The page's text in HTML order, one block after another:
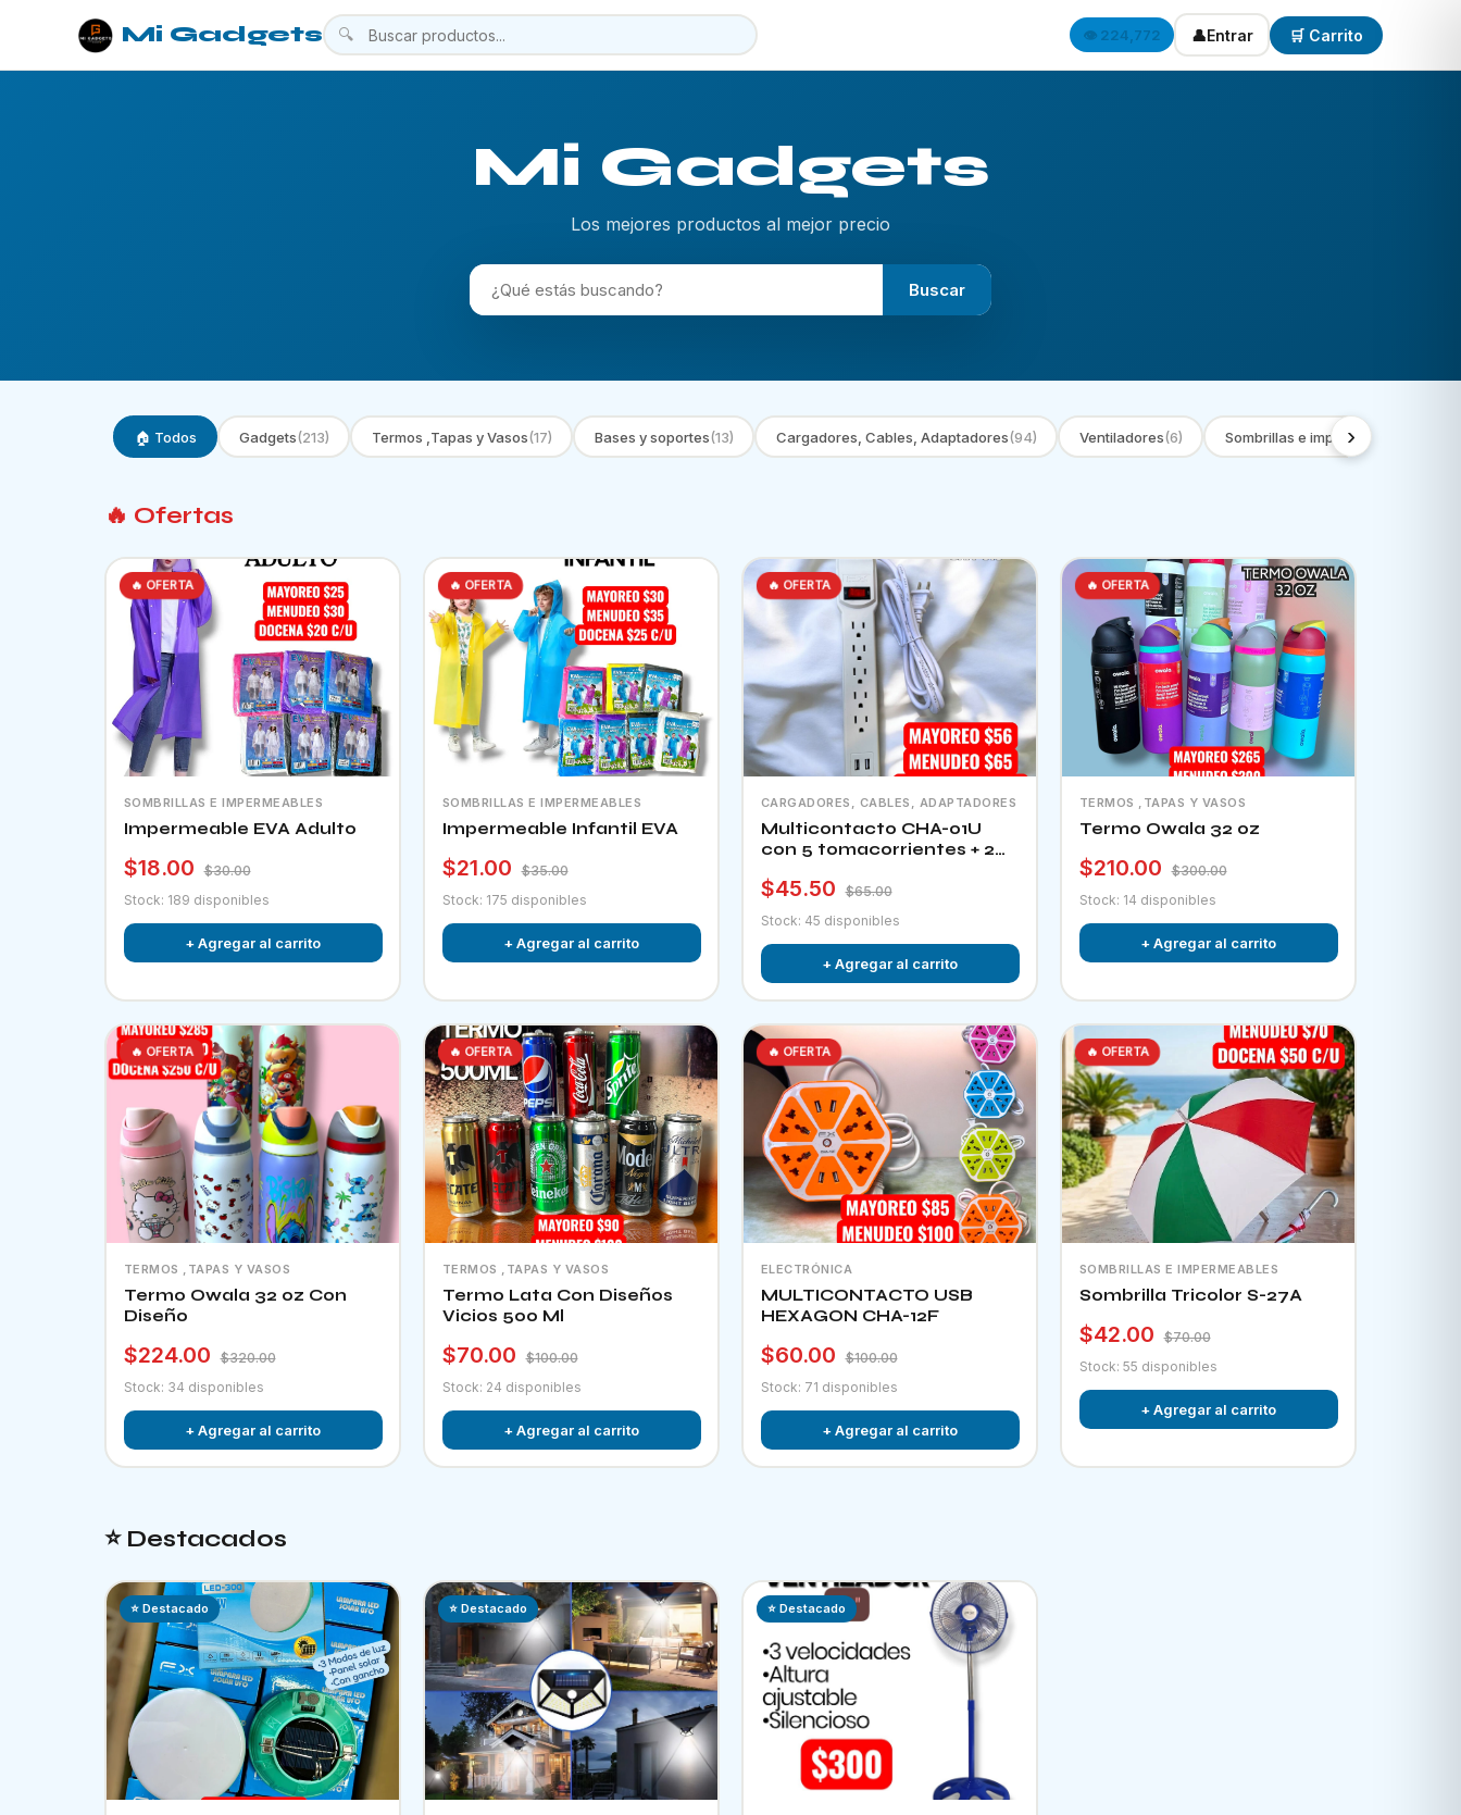
Mi Gadgets 🔍 👁️ 224,772 👤Entrar 🛒 Carrito
Mi Gadgets
Los mejores productos al mejor precio
Buscar
🏠 Todos Gadgets(213) Termos ,Tapas y Vasos(17) Bases y soportes(13) Cargadores, Cables, Adaptadores(94) Ventiladores(6) Sombrillas e impermeables
›
🔥 Ofertas
🔥 OFERTA
SOMBRILLAS E IMPERMEABLES
Impermeable EVA Adulto
$18.00
$30.00
Stock: 189 disponibles
+ Agregar al carrito
🔥 OFERTA
SOMBRILLAS E IMPERMEABLES
Impermeable Infantil EVA
$21.00
$35.00
Stock: 175 disponibles
+ Agregar al carrito
🔥 OFERTA
CARGADORES, CABLES, ADAPTADORES
Multicontacto CHA-01U
con 5 tomacorrientes + 2
$45.50
$65.00
Stock: 45 disponibles
+ Agregar al carrito
🔥 OFERTA
TERMOS ,TAPAS Y VASOS
Termo Owala 32 oz
$210.00
$300.00
Stock: 14 disponibles
+ Agregar al carrito
🔥 OFERTA
TERMOS ,TAPAS Y VASOS
Termo Owala 32 oz Con
Diseño
$224.00
$320.00
Stock: 34 disponibles
+ Agregar al carrito
🔥 OFERTA
TERMOS ,TAPAS Y VASOS
Termo Lata Con Diseños
Vicios 500 Ml
$70.00
$100.00
Stock: 24 disponibles
+ Agregar al carrito
🔥 OFERTA
ELECTRÓNICA
MULTICONTACTO USB
HEXAGON CHA-12F
$60.00
$100.00
Stock: 71 disponibles
+ Agregar al carrito
🔥 OFERTA
SOMBRILLAS E IMPERMEABLES
Sombrilla Tricolor S-27A
$42.00
$70.00
Stock: 55 disponibles
+ Agregar al carrito
⭐ Destacados
⭐ Destacado ⭐ Destacado ⭐ Destacado